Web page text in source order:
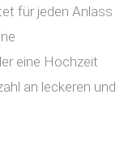
für jeden Anlass
eine Hochzeit
an leckeren und